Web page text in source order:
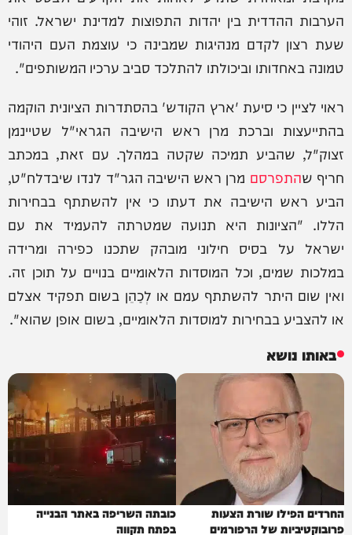
הערבות ההדדית בין יהדות התפוצות למדינת ישראל. זוהי
שעת רצון לקדם מנהיגות שמבינה כי עוצמת העם היהודי
טמונה באחדותו וביכולתו להתלכד סביב ערכיו המשותפים".
ראוי לציין כי סיעת 'ארץ הקודש' בהסתדרות הציונית הוקמה
בהתייעצות וברכת מרן ראש הישיבה הגראי"ל שטיינמן
זצוק"ל, שהביע תמיכה שקטה במהלך. עם זאת, במכתב
חריף שהתפרסם מרן ראש הישיבה הגר"ד לנדו שיבדלח"ט,
הביע ראש הישיבה את דעתו כי אין להשתתף בבחירות
הללו. "הציונות היא תנועה שמטרתה להעמיד את עם
ישראל על בסיס חילוני מובהק שתכנו כפירה ומרידה
במלכות שמים, וכל המוסדות הלאומיים בנויים על תוכן זה.
ואין שום היתר להשתתף עמם או לְכַהֵן בשום תפקיד אצלם
או להצביע בבחירות למוסדות הלאומיים, בשום אופן שהוא".
באותו נושא
החרדים הפילו שורת הצעות
פרובוקטיביות של הרפורמים
כובתה השריפה באתר הבנייה
בפתח תקווה